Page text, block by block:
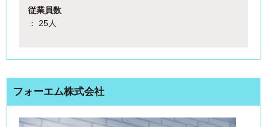
従業員数
： 25人
フォーエム株式会社